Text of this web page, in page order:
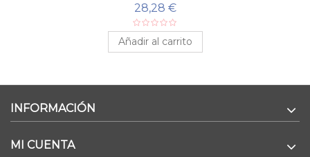
28,28 €
Añadir al carrito
INFORMACIÓN
MI CUENTA